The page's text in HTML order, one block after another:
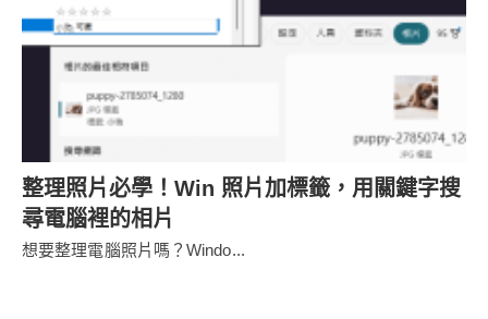
整理照片必學！Win 照片加標籤，用關鍵字搜
尋電腦裡的相片
想要整理電腦照片嗎？Windo...